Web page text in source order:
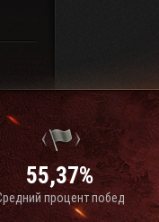
55,37%
процент побед